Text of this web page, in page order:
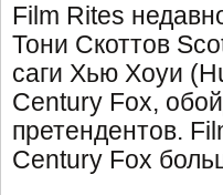
Film Rites
Тони Скоттов
саги Хью Хоуи
Century Fox,
претендентов.
Century Fox